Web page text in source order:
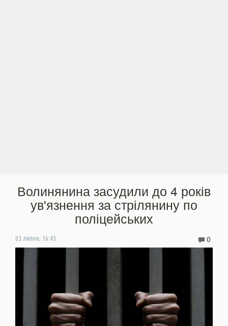
Волинянина засудили до 4 років
ув'язнення за стрілянину по
поліцейських
03 липня, 16:43 0